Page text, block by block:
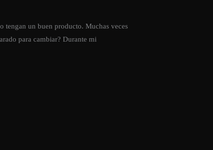
tengan un buen producto. Muchas veces
para cambiar? Durante mi